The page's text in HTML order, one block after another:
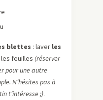
blettes : laver les
feuilles (réserver
pour une autre
. N’hésites pas à
t’intéresse ;).